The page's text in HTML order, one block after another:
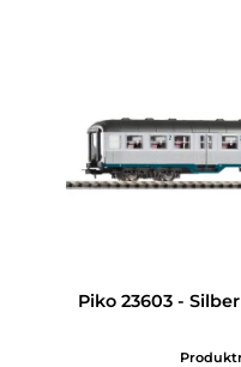
Piko 23603 -